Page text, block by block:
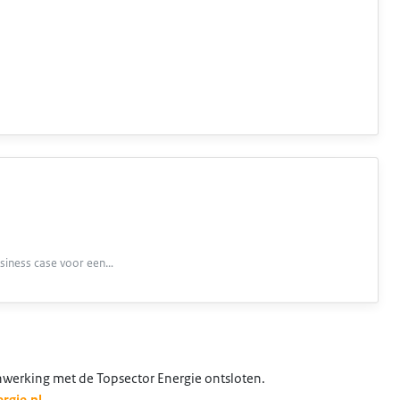
case voor een…
met de Topsector Energie ontsloten.